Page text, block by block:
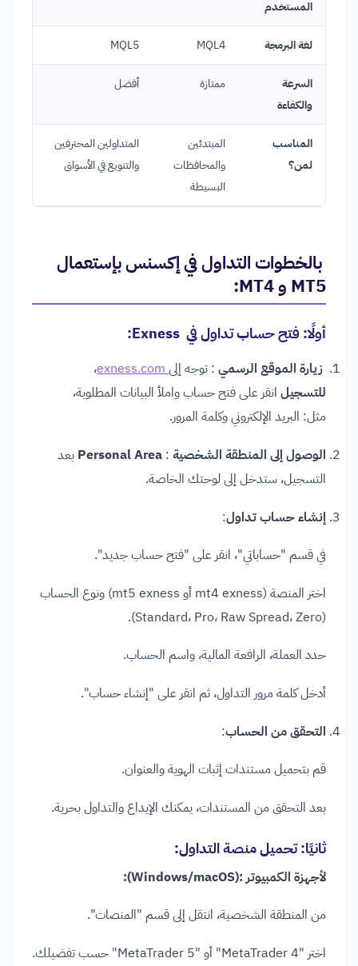
المستخدم
لغة البرمجة MQL4
MQL5
السرعة
والكفاءة
ممتازة أفضل
المناسب
لمن؟
المبتدئين
والمحافظات
البسيطة
المتداولين المحترفين
والتنويع في الأسواق
بالخطوات التداول في إكسنس بإستعمال
MT5 و MT4:
أولًا: فتح حساب تداول في Exness:
زيارة الموقع الرسمي : توجه إلىexness.com،
للتسجيل انقر على فتح حساب واملأ البيانات المطلوبة،
مثل: البريد الإلكتروني وكلمة المرور.​
الوصول إلى المنطقة الشخصية :
بعد
التسجيل، ستدخل إلى لوحتك الخاصة.​
إنشاء حساب تداول:
في قسم "حساباتي"، انقر على "فتح حساب جديد".
اختر المنصة (mt4 exness أو mt5 exness) ونوع الحساب
(Standard، Pro، Raw Spread، Zero).
حدد العملة، الرافعة المالية، واسم الحساب.
أدخل كلمة مرور التداول، ثم انقر على "إنشاء حساب". ​
التحقق من الحساب:
قم بتحميل مستندات إثبات الهوية والعنوان.
بعد التحقق من المستندات، يمكنك الإيداع والتداول بحرية.​
ثانيًا: تحميل منصة التداول:
لأجهزة الكمبيوتر :(Windows/macOS):
من المنطقة الشخصية، انتقل إلى قسم "المنصات".
اختر "MetaTrader 4" أو "MetaTrader 5" حسب تفضيلك.